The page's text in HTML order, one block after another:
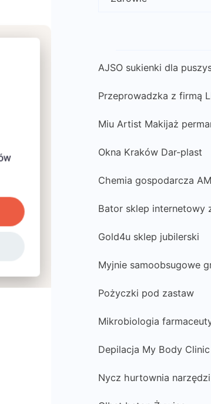
AJSO sukienki dla
Przeprowadzka z firmą
Miu Artist Makijaż
Okna Kraków Dar-plast
Chemia gospodarcza
Bator sklep internetowy
Gold4u sklep jubilerski
Myjnie samoobsugowe
Pożyczki pod zastaw
Mikrobiologia
Depilacja My Body Clinic
Nycz hurtownia narzędzi